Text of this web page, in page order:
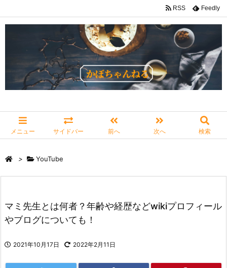
メニュー サイドバー 前へ 次へ 検索
RSS Feedly
> YouTube
マミ先生とは何者？年齢や経歴などwikiプロフィール
やブログについても！
2021年10月17日 2022年2月11日